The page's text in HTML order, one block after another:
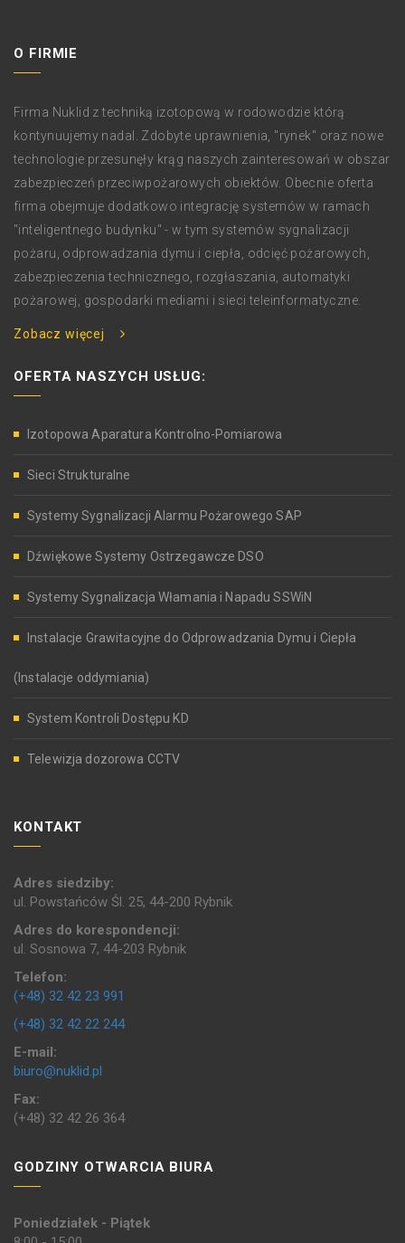
O FIRMIE
Firma Nuklid z techniką izotopową w rodowodzie którą
kontynuujemy nadal. Zdobyte uprawnienia, "rynek" oraz nowe
technologie przesunęły krąg naszych zainteresowań w obszar
zabezpieczeń przeciwpożarowych obiektów. Obecnie oferta
firma obejmuje dodatkowo integrację systemów w ramach
"inteligentnego budynku" - w tym systemów sygnalizacji
pożaru, odprowadzania dymu i ciepła, odcięć pożarowych,
zabezpieczenia technicznego, rozgłaszania, automatyki
pożarowej, gospodarki mediami i sieci teleinformatyczne.
Zobacz więcej
OFERTA NASZYCH USŁUG:
Izotopowa Aparatura Kontrolno-Pomiarowa
Sieci Strukturalne
Systemy Sygnalizacji Alarmu Pożarowego SAP
Dźwiękowe Systemy Ostrzegawcze DSO
Systemy Sygnalizacja Włamania i Napadu SSWiN
Instalacje Grawitacyjne do Odprowadzania Dymu i Ciepła
(Instalacje oddymiania)
System Kontroli Dostępu KD
Telewizja dozorowa CCTV
KONTAKT
Adres siedziby:
ul. Powstańców Śl. 25, 44-200 Rybnik
Adres do korespondencji:
ul. Sosnowa 7, 44-203 Rybnik
Telefon:
(+48) 32 42 23 991
(+48) 32 42 22 244
E-mail:
biuro@nuklid.pl
Fax:
(+48) 32 42 26 364
GODZINY OTWARCIA BIURA
Poniedziałek - Piątek